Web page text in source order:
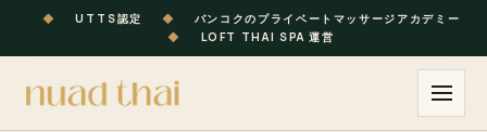
◆ UTTS認定 ◆
バンコクのプライベートマッサージアカデミー
◆
LOFT THAI SPA 運営